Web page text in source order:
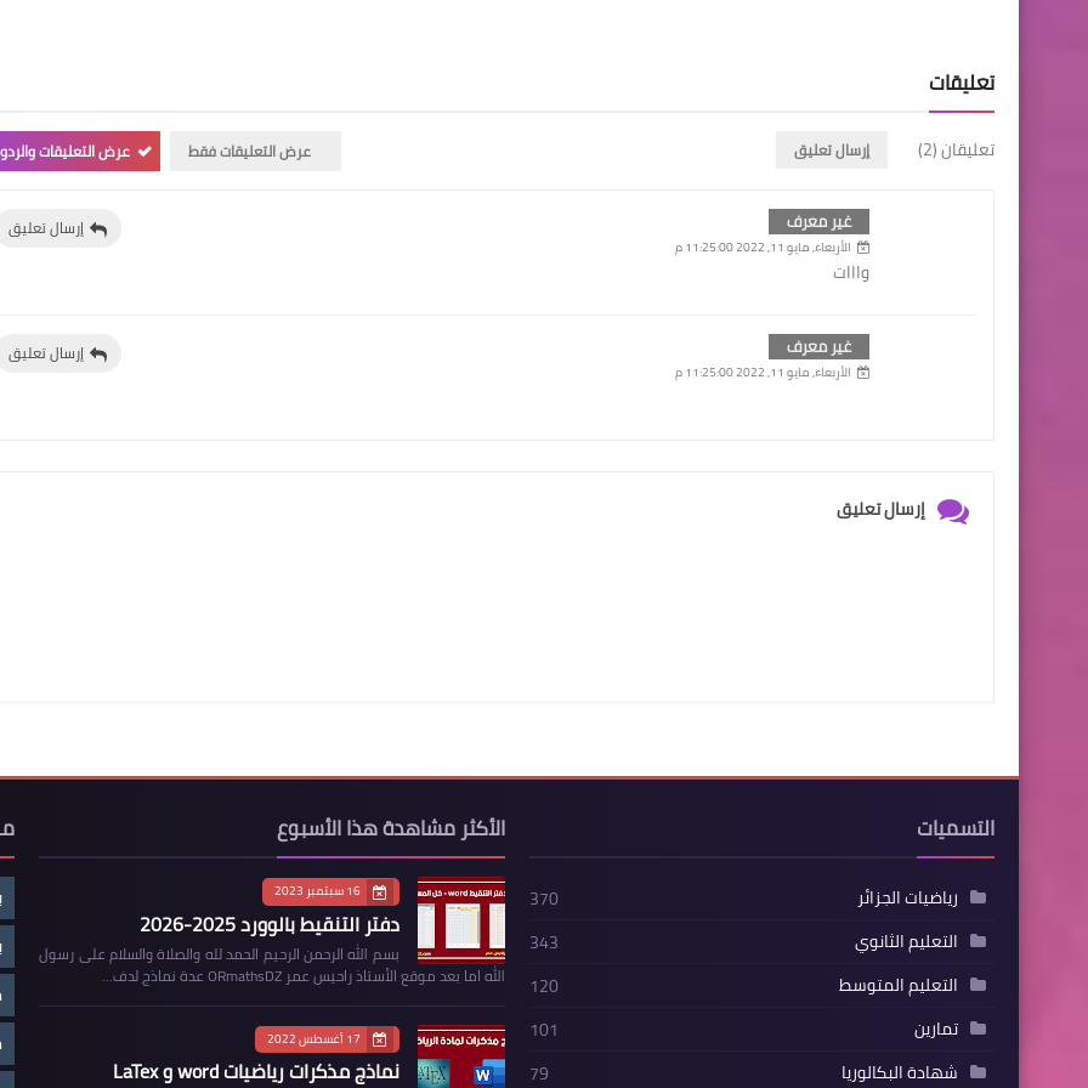
تعليقات
تعليقان (2) إرسال تعليق عرض التعليقات فقط عرض التعليقات
غير معرف
الأربعاء, مايو 11, 2022 11:25:00 م
وااات
إرسال تعليق
غير معرف
الأربعاء, مايو 11, 2022 11:25:00 م
إرسال تعليق
إرسال تعليق
التسميات
رياضيات الجزائر
370
التعليم الثانوي
343
التعليم المتوسط
120
تمارين
101
شهادة البكالوريا
79
الأكثر مشاهدة هذا الأسبوع
16 سبتمبر 2023
دفتر التنقيط بالوورد 2025-2026
بسم الله الرحمن الرحيم الحمد لله والصلاة والسلام على رسول
الله اما بعد موقع الأستاذ راحيس عمر ORmathsDZ عدة نماذج لدف…
17 أغسطس 2022
نماذج مذكرات رياضيات word و LaTex